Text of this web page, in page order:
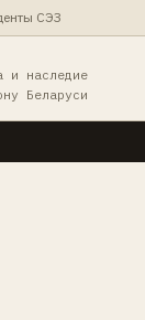
СЭЗ
и наследие
Беларуси